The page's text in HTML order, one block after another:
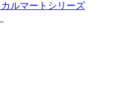
ルマートシリーズ